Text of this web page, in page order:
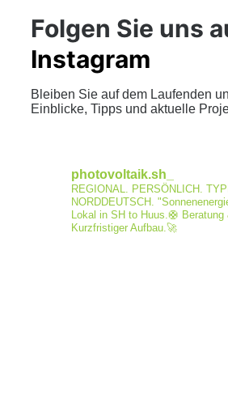
Folgen Sie uns
Instagram
Bleiben Sie auf dem Laufenden
Einblicke, Tipps und aktuelle
photovoltaik.sh_
REGIONAL. PERSÖNLICH.
NORDDEUTSCH.
Lokal in SH to Huus.🛟
Kurzfristiger Aufbau.🚀